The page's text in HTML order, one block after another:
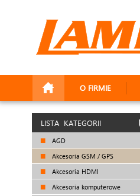
O FIRMIE
LISTA KATEGORII
AGD
Akcesoria GSM / GPS
Akcesoria HDMI
Akcesoria komputerowe